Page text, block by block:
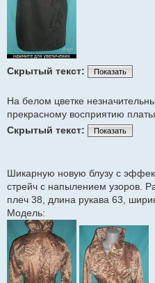
Скрытый текст: Показать
На белом цветке
прекрасному восприятию
Скрытый текст:
Показать
Шикарную новую блузу с
стрейч с напылением узоров.
плеч 38, длина рукава 63,
Модель: